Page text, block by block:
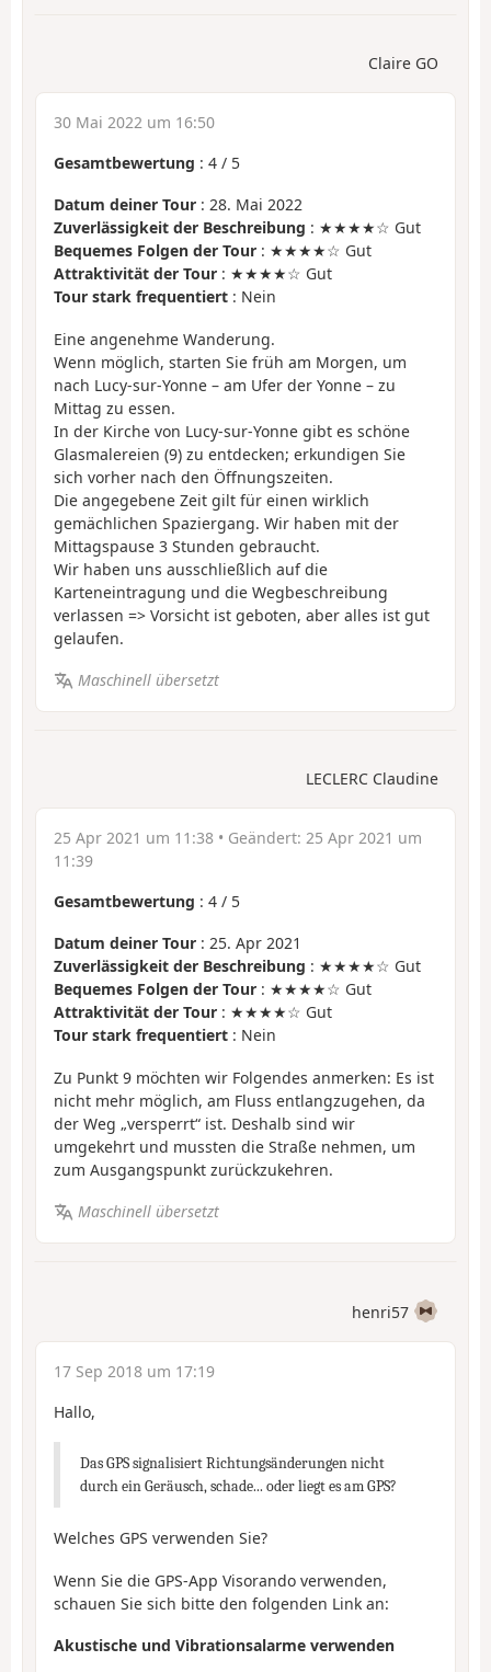
Claire GO
30 Mai 2022 um 16:50
Gesamtbewertung : 4 / 5
Datum deiner Tour : 28. Mai 2022
Zuverlässigkeit der Beschreibung : ★★★★☆ Gut
Bequemes Folgen der Tour : ★★★★☆ Gut
Attraktivität der Tour : ★★★★☆ Gut
Tour stark frequentiert : Nein
Eine angenehme Wanderung.
Wenn möglich, starten Sie früh am Morgen, um
nach Lucy-sur-Yonne – am Ufer der Yonne – zu
Mittag zu essen.
In der Kirche von Lucy-sur-Yonne gibt es schöne
Glasmalereien (9) zu entdecken; erkundigen Sie
sich vorher nach den Öffnungszeiten.
Die angegebene Zeit gilt für einen wirklich
gemächlichen Spaziergang. Wir haben mit der
Mittagspause 3 Stunden gebraucht.
Wir haben uns ausschließlich auf die
Karteneintragung und die Wegbeschreibung
verlassen => Vorsicht ist geboten, aber alles ist gut
gelaufen.
Maschinell übersetzt
LECLERC Claudine
25 Apr 2021 um 11:38 • Geändert: 25 Apr 2021 um
11:39
Gesamtbewertung : 4 / 5
Datum deiner Tour : 25. Apr 2021
Zuverlässigkeit der Beschreibung : ★★★★☆ Gut
Bequemes Folgen der Tour : ★★★★☆ Gut
Attraktivität der Tour : ★★★★☆ Gut
Tour stark frequentiert : Nein
Zu Punkt 9 möchten wir Folgendes anmerken: Es ist
nicht mehr möglich, am Fluss entlangzugehen, da
der Weg „versperrt“ ist. Deshalb sind wir
umgekehrt und mussten die Straße nehmen, um
zum Ausgangspunkt zurückzukehren.
Maschinell übersetzt
henri57
17 Sep 2018 um 17:19
Hallo,
Das GPS signalisiert Richtungsänderungen nicht
durch ein Geräusch, schade... oder liegt es am GPS?
Welches GPS verwenden Sie?
Wenn Sie die GPS-App Visorando verwenden,
schauen Sie sich bitte den folgenden Link an:
Akustische und Vibrationsalarme verwenden